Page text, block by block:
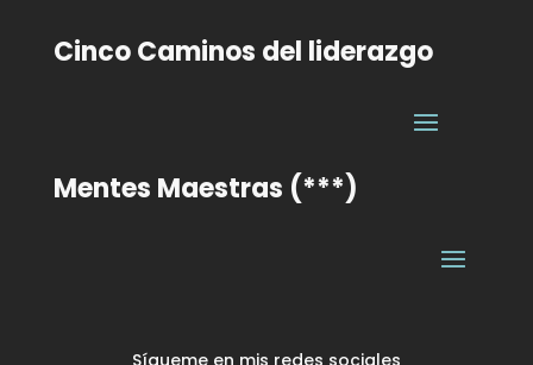
Cinco Caminos del liderazgo
Mentes Maestras (***)